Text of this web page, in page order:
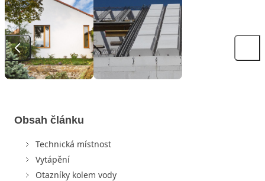
Obsah článku
Technická místnost
Vytápění
Otazníky kolem vody